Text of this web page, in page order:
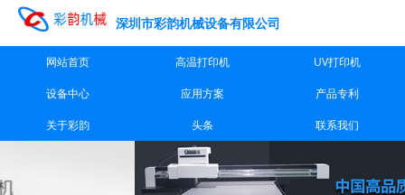
深圳市彩韵机械设备有限公司
网站首页 高温打印机 UV打印机
设备中心 应用方案 产品专利
关于彩韵 头条 联系我们